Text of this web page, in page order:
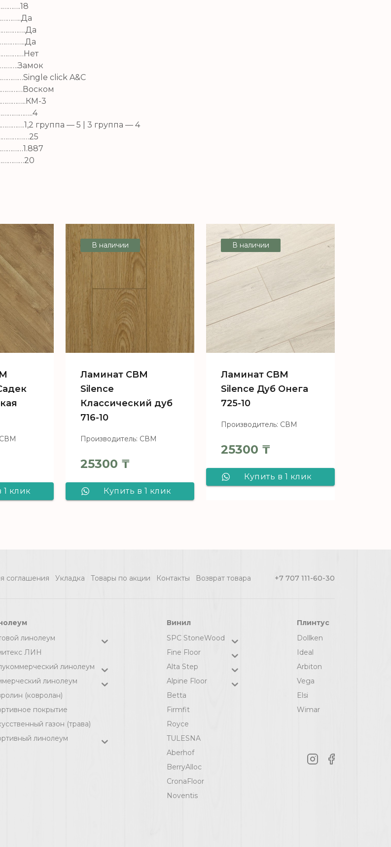
18
Да
Да
Да
Замок
click A&C
Воском
КМ-3
4
1,2 группа — 5 | 3 группа — 4
25
20
СВМ
1 клик
В наличии
Ламинат CBM
Silence
Классический дуб
716-10
Производитель: СВМ
25300 ₸
Купить в 1 клик
В наличии
Ламинат CBM
Silence Дуб Онега
725-10
Производитель: СВМ
25300 ₸
Купить в 1 клик
соглашения Укладка Товары по акции Контакты Возврат товара +7 707 111-60-30
линолеум
ЛИН
линолеум
линолеум
(ковролан)
покрытие
газон (трава)
линолеум
Винил
SPC StoneWood
Fine Floor
Alta Step
Alpine Floor
Betta
Firmfit
Royce
TULESNA
Aberhof
BerryAlloc
CronaFloor
Noventis
Плинтус
Dollken
Ideal
Arbiton
Vega
Elsi
Wimar